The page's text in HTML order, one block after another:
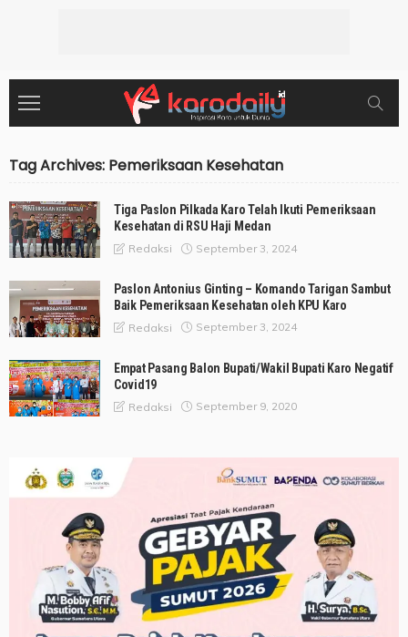
Tag Archives: Pemeriksaan Kesehatan
Tiga Paslon Pilkada Karo Telah Ikuti Pemeriksaan
Kesehatan di RSU Haji Medan
Redaksi September 3, 2024
Paslon Antonius Ginting – Komando Tarigan Sambut
Baik Pemeriksaan Kesehatan oleh KPU Karo
Redaksi September 3, 2024
Empat Pasang Balon Bupati/Wakil Bupati Karo Negatif
Covid19
Redaksi September 9, 2020